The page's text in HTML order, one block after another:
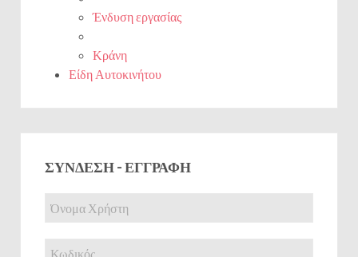
Ένδυση εργασίας
Κράνη
Είδη Αυτοκινήτου
ΣΎΝΔΕΣΗ - ΕΓΓΡΑΦΉ